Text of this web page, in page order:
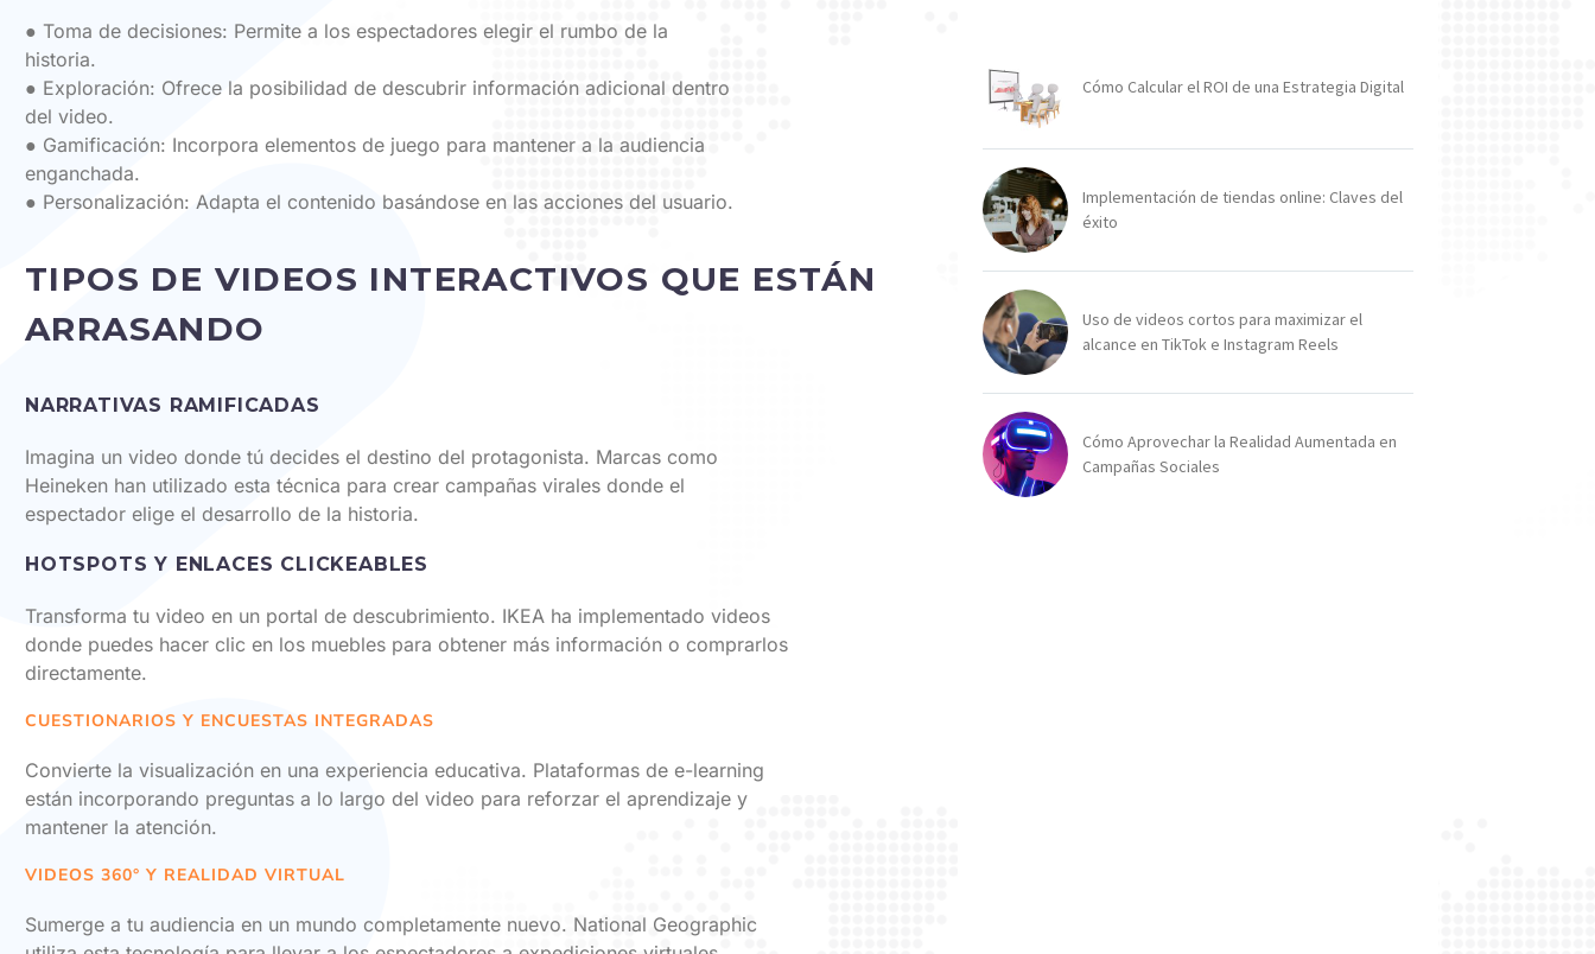
● Toma de decisiones: Permite a los espectadores elegir el rumbo de la
historia.
● Exploración: Ofrece la posibilidad de descubrir información adicional dentro
del video.
● Gamificación: Incorpora elementos de juego para mantener a la audiencia
enganchada.
● Personalización: Adapta el contenido basándose en las acciones del usuario.
TIPOS DE VIDEOS INTERACTIVOS QUE ESTÁN
ARRASANDO
NARRATIVAS RAMIFICADAS
Imagina un video donde tú decides el destino del protagonista. Marcas como
Heineken han utilizado esta técnica para crear campañas virales donde el
espectador elige el desarrollo de la historia.
HOTSPOTS Y ENLACES CLICKEABLES
Transforma tu video en un portal de descubrimiento. IKEA ha implementado videos
donde puedes hacer clic en los muebles para obtener más información o comprarlos
directamente.
CUESTIONARIOS Y ENCUESTAS INTEGRADAS
Convierte la visualización en una experiencia educativa. Plataformas de e-learning
están incorporando preguntas a lo largo del video para reforzar el aprendizaje y
mantener la atención.
VIDEOS 360° Y REALIDAD VIRTUAL
Sumerge a tu audiencia en un mundo completamente nuevo. National Geographic
Cómo Calcular el ROI de una Estrategia Digital
Implementación de tiendas online: Claves del
éxito
Uso de videos cortos para maximizar el
alcance en TikTok e Instagram Reels
Cómo Aprovechar la Realidad Aumentada en
Campañas Sociales